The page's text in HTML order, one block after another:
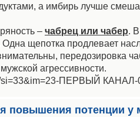
а имбирь лучше
– чабрец или чабер.
Одна щепотка продлевает
передозировка
агрессивности.
ПЕРВЫЙ КАНАЛ-
повышения потенции у